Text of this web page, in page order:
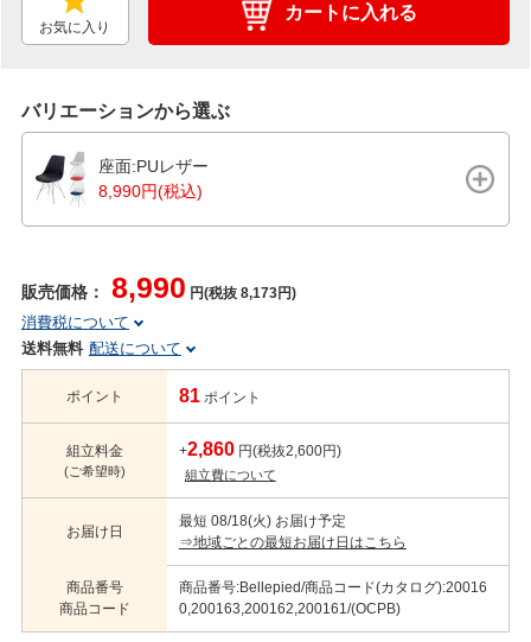
お気に入り
カートに入れる
バリエーションから選ぶ
座面:PUレザー
8,990円(税込)
販売価格： 8,990 円(税抜 8,173円)
消費税について
送料無料 配送について
ポイント 81 ポイント
組立料金
(ご希望時)
+2,860 円(税抜2,600円)
組立費について
お届け日
最短 08/18(火) お届け予定
⇒地域ごとの最短お届け日はこちら
商品番号
商品コード
商品番号:Bellepied/商品コード(カタログ):20016
0,200163,200162,200161/(OCPB)